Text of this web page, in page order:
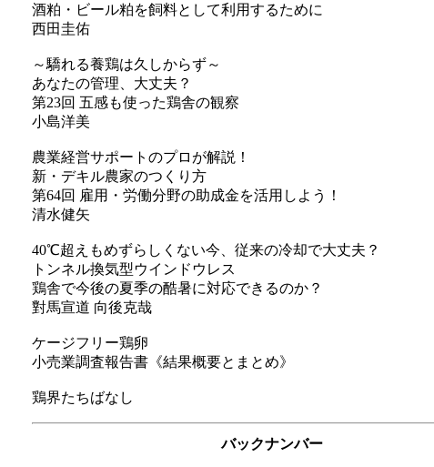
酒粕・ビール粕を飼料として利用するために
西田圭佑
～驕れる養鶏は久しからず～
あなたの管理、大丈夫？
第23回 五感も使った鶏舎の観察
小島洋美
農業経営サポートのプロが解説！
新・デキル農家のつくり方
第64回 雇用・労働分野の助成金を活用しよう！
清水健矢
40℃超えもめずらしくない今、従来の冷却で大丈夫？
トンネル換気型ウインドウレス
鶏舎で今後の夏季の酷暑に対応できるのか？
對馬宣道 向後克哉
ケージフリー鶏卵
小売業調査報告書《結果概要とまとめ》
鶏界たちばなし
バックナンバー